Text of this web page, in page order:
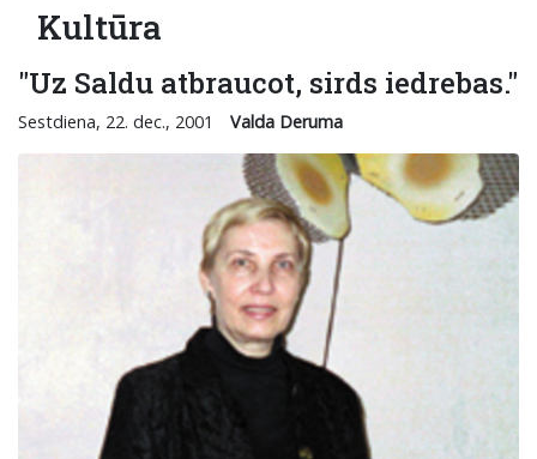
Kultūra
"Uz Saldu atbraucot, sirds iedrebas."
Sestdiena, 22. dec., 2001 Valda Deruma